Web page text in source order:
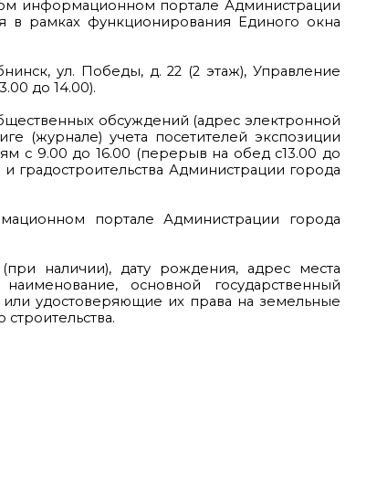
информационном портале Администрации
в рамках функционирования Единого окна
ул. Победы, д. 22 (2 этаж), Управление
до 14.00).
обсуждений (адрес электронной
(журнале) учета посетителей экспозиции
с 9.00 до 16.00 (перерыв на обед с13.00 до
градостроительства Администрации города
портале Администрации города
наличии), дату рождения, адрес места
основной государственный
удостоверяющие их права на земельные